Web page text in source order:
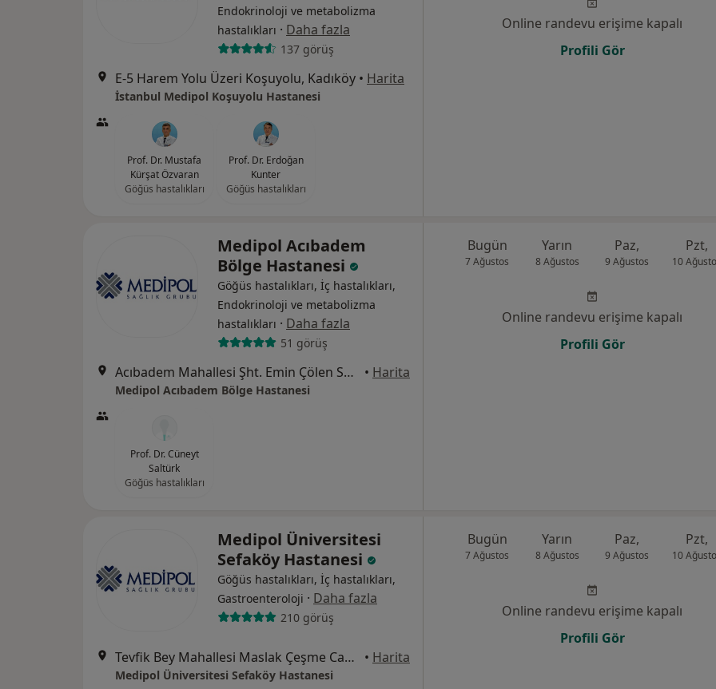
Endokrinoloji ve metabolizma
hastalıkları · Daha fazla
137 görüş
E-5 Harem Yolu Üzeri Koşuyolu, Kadıköy • Harita
İstanbul Medipol Koşuyolu Hastanesi
Prof. Dr. Mustafa
Kürşat Özvaran
Göğüs hastalıkları
Prof. Dr. Erdoğan
Kunter
Göğüs hastalıkları
Online randevu erişime kapalı
Profili Gör
Medipol Acıbadem
Bölge Hastanesi
Göğüs hastalıkları, İç hastalıkları,
Endokrinoloji ve metabolizma
hastalıkları · Daha fazla
51 görüş
Acıbadem Mahallesi Şht. Emin Çölen Sokağı No:4, Kadıköy • Harita
Medipol Acıbadem Bölge Hastanesi
Prof. Dr. Cüneyt
Saltürk
Göğüs hastalıkları
Bugün
7 Ağustos
Yarın
8 Ağustos
Paz,
9 Ağustos
Pzt,
10
Online randevu erişime kapalı
Profili Gör
Medipol Üniversitesi
Sefaköy Hastanesi
Göğüs hastalıkları, İç hastalıkları,
Gastroenteroloji · Daha fazla
210 görüş
Tevfik Bey Mahallesi Maslak Çeşme Caddesi No:30, Küçükçekmece • Harita
Medipol Üniversitesi Sefaköy Hastanesi
Bugün
7 Ağustos
Yarın
8 Ağustos
Paz,
9 Ağustos
Pzt,
10
Online randevu erişime kapalı
Profili Gör